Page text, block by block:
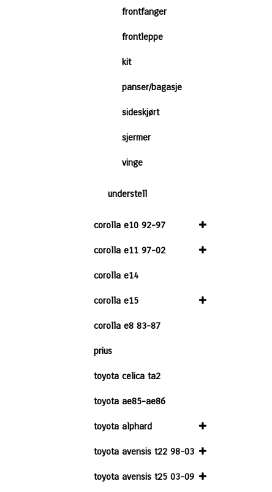
frontfanger
frontleppe
kit
panser/bagasje
sideskjørt
sjermer
vinge
understell
corolla e10 92-97
corolla e11 97-02
corolla e14
corolla e15
corolla e8 83-87
prius
toyota celica ta2
toyota ae85-ae86
toyota alphard
toyota avensis t22 98-03
toyota avensis t25 03-09